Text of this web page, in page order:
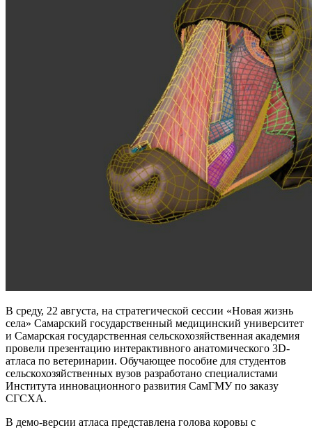
В среду, 22 августа, на стратегической сессии «Новая жизнь
села» Самарский государственный медицинский университет
и Самарская государственная сельскохозяйственная академия
провели презентацию интерактивного анатомического 3D-
атласа по ветеринарии. Обучающее пособие для студентов
сельскохозяйственных вузов разработано специалистами
Института инновационного развития СамГМУ по заказу
СГСХА.
В демо-версии атласа представлена голова коровы с